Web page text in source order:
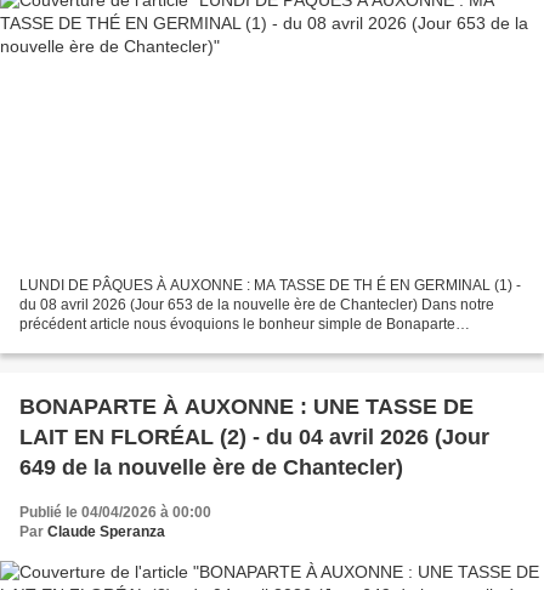
LUNDI DE PÂQUES À AUXONNE : MA TASSE DE TH É EN GERMINAL (1) -
du 08 avril 2026 (Jour 653 de la nouvelle ère de Chantecler) Dans notre
précédent article nous évoquions le bonheur simple de Bonaparte
BONAPARTE À AUXONNE : UNE TASSE DE
LAIT EN FLORÉAL (2) - du 04 avril 2026 (Jour
649 de la nouvelle ère de Chantecler)
Publié le 04/04/2026 à 00:00
Par Claude Speranza